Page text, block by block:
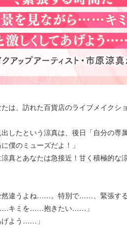
は、訪れた百貨店のライブメイク
したという涼真は、後日「自分の
僕のミューズだよ！」
真とあなたは急接近！甘く積極的
然違うよね……。特別で……、緊張
……キミを……抱きたい……」
よう……」